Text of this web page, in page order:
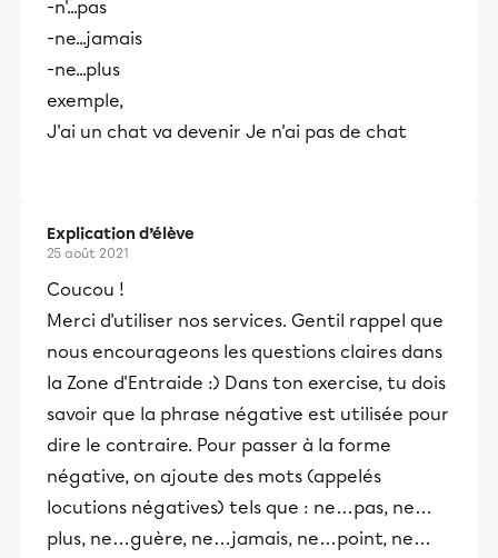
-n'...pas
-ne...jamais
-ne...plus
exemple,
J'ai un chat va devenir Je n'ai pas de chat
Explication d’élève
25 août 2021
Coucou !
Merci d'utiliser nos services. Gentil rappel que
nous encourageons les questions claires dans
la Zone d'Entraide :) Dans ton exercise, tu dois
savoir que la phrase négative est utilisée pour
dire le contraire. Pour passer à la forme
négative, on ajoute des mots (appelés
locutions négatives) tels que : ne…pas, ne…
plus, ne…guère, ne…jamais, ne…point, ne…